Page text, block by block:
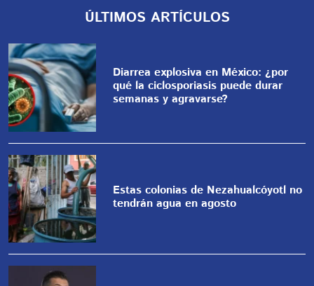
ÚLTIMOS ARTÍCULOS
Diarrea explosiva en México: ¿por
qué la ciclosporiasis puede durar
semanas y agravarse?
Estas colonias de Nezahualcóyotl no
tendrán agua en agosto